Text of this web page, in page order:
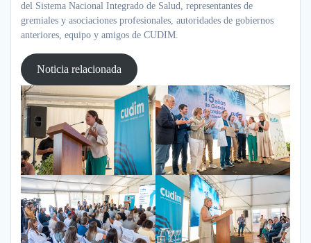
del Sistema Nacional Integrado de Salud, representantes de
gremiales y asociaciones profesionales, autoridades de gobiernos
anteriores, equipo y amigos de CUDIM.
Noticia relacionada